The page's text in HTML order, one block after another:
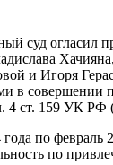
суд огласил
и Игоря
в совершении
4 ст. 159 УК РФ
по февраль
по